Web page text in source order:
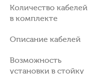
Количество кабелей
в комплекте
Описание кабелей
Возможность
установки в стойку